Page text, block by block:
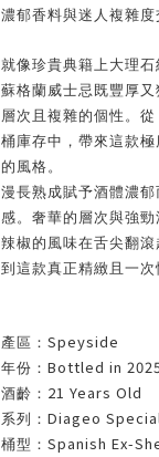
濃郁香料與迷人複雜度
就像珍貴典籍上大理
蘇格蘭威士忌既豐厚
層次且複雜的個性。從
桶庫存中，帶來這款
的風格。
漫長熟成賦予酒體濃
感。奢華的層次與強
辣椒的風味在舌尖翻
到這款真正精緻且一次
產區： Speyside
年份： Bottled in
酒齡： 21 Years Old
系列： Diageo
桶型： Spanish Ex-